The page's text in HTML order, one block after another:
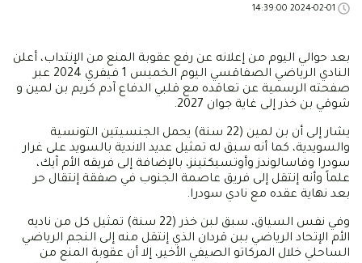
بعد حوالي اليوم من إعلانه عن رفع عقوبة المنع من الإنتداب، أعلن
النادي الرياضي الصفاقسي اليوم الخميس 1 فيفري 2024 عبر
صفحته الرسمية عن تعاقده مع قلبي الدفاع آدم كريم بن لمين و
شوقي بن خذر إلى غاية جوان 2027.
يشار إلى أن بن لمين (22 سنة) يحمل الجنسيتين التونسية
والسويدية، كما أنه سبق له تمثيل عديد الاندية بالسويد على غرار
سودرا وفاسالوندز وأوتسيكتينز، بالإضافة إلى فريقه الأم آيك،
علماً وأنه إنتقل إلى فريق عاصمة الجنوب في صفقة إنتقال حر
بعد نهاية عقده مع نادي سودرا.
وفي نفس السياق، سبق لبن خذر (22 سنة) تمثيل كل من ناديه
الأم الإتحاد الرياضي ببن قردان الذي إنتقل منه إلى النجم الرياضي
الساحلي خلال المركاتو الصيفي الأخير، إلا أن عقوبة المنع من